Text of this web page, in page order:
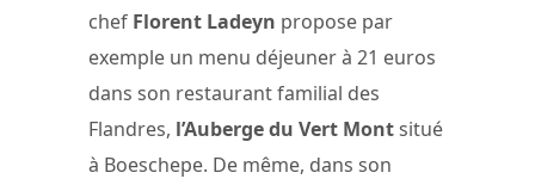
chef Florent Ladeyn propose par
exemple un menu déjeuner à 21 euros
dans son restaurant familial des
Flandres, l’Auberge du Vert Montsitué
à Boeschepe. De même, dans son